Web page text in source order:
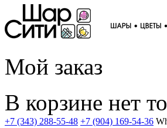
Мой заказ
В корзине нет
+7 (343) 288-55-48 +7 (904) 169-54-36